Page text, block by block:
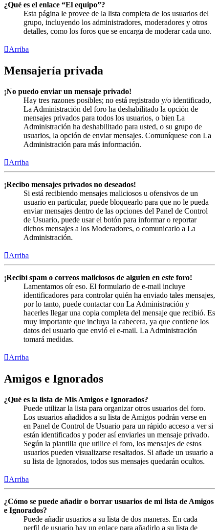
¿Qué es el enlace “El equipo”?
Esta página le provee de la lista completa de los usuarios del
grupo, incluyendo los administradores, moderadores y otros
detalles, como los foros que se encarga de moderar cada uno.
Arriba
Mensajería privada
¡No puedo enviar un mensaje privado!
Hay tres razones posibles; no está registrado y/o identificado,
La Administración del foro ha deshabilitado la opción de
mensajes privados para todos los usuarios, o bien La
Administración ha deshabilitado para usted, o su grupo de
usuarios, la opción de enviar mensajes. Comuníquese con La
Administración para más información.
Arriba
¡Recibo mensajes privados no deseados!
Si está recibiendo mensajes maliciosos u ofensivos de un
usuario en particular, puede bloquearlo para que no le pueda
enviar mensajes dentro de las opciones del Panel de Control
de Usuario, puede usar el botón para informar o reportar
dichos mensajes a los Moderadores, o comunicarlo a La
Administración.
Arriba
¡Recibí spam o correos maliciosos de alguien en este foro!
Lamentamos oír eso. El formulario de e-mail incluye
identificadores para controlar quién ha enviado tales mensajes,
por lo tanto, puede contactar con La Administración y
hacerles llegar una copia completa del mensaje que recibió. Es
muy importante que incluya la cabecera, ya que contiene los
datos del usuario que envió el e-mail. La Administración
tomará medidas.
Arriba
Amigos e Ignorados
¿Qué es la lista de Mis Amigos e Ignorados?
Puede utilizar la lista para organizar otros usuarios del foro.
Los usuarios añadidos a su lista de Amigos podrán verse en
en Panel de Control de Usuario para un rápido acceso a ver si
están identificados y poder así enviarles un mensaje privado.
Según la plantilla que utilice el foro, los mensajes de estos
usuarios pueden visualizarse resaltados. Si añade un usuario a
su lista de Ignorados, todos sus mensajes quedarán ocultos.
Arriba
¿Cómo se puede añadir o borrar usuarios de mi lista de Amigos
e Ignorados?
Puede añadir usuarios a su lista de dos maneras. En cada
perfil de usuario hay un enlace para añadirlo a su lista de